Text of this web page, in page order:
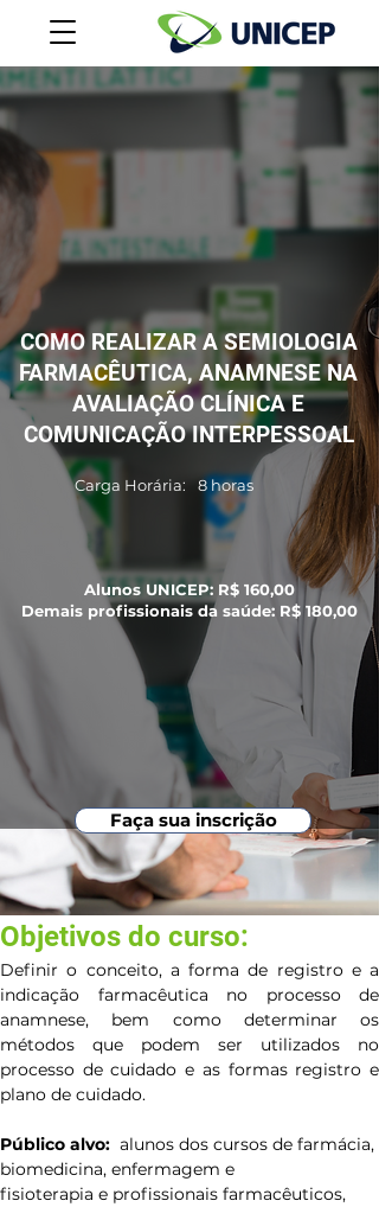
COMO REALIZAR A SEMIOLOGIA
FARMACÊUTICA, ANAMNESE NA
AVALIAÇÃO CLÍNICA E
COMUNICAÇÃO INTERPESSOAL
Carga Horária: 8 horas
Alunos UNICEP: R$ 160,00
Demais profissionais da saúde: R$ 180,00
Faça sua inscrição
Objetivos do curso:
Definir o conceito, a forma de registro e a
indicação farmacêutica no processo de
anamnese, bem como determinar os
métodos que podem ser utilizados no
processo de cuidado e as formas registro e
plano de cuidado.
Público alvo: alunos dos cursos de farmácia,
biomedicina, enfermagem e
fisioterapia e profissionais farmacêuticos,